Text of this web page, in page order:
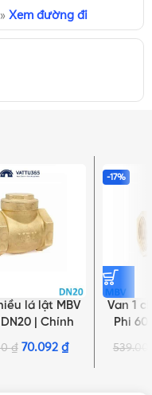
Xem đường đi
lá lật MBV
DN20 | Chính
Minh Hòa
₫ 70.092 ₫
-17%
Van 1
Phi